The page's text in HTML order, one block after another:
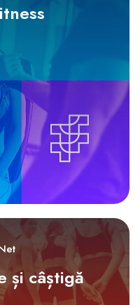
și câștigă